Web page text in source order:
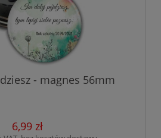
- magnes 56mm
6,99 zł